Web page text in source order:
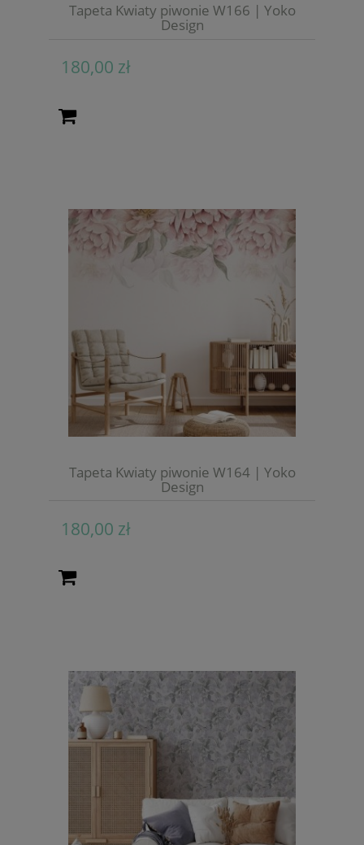
Tapeta Kwiaty piwonie W166 | Yoko
Design
180,00 zł
Tapeta Kwiaty piwonie W164 | Yoko
Design
180,00 zł